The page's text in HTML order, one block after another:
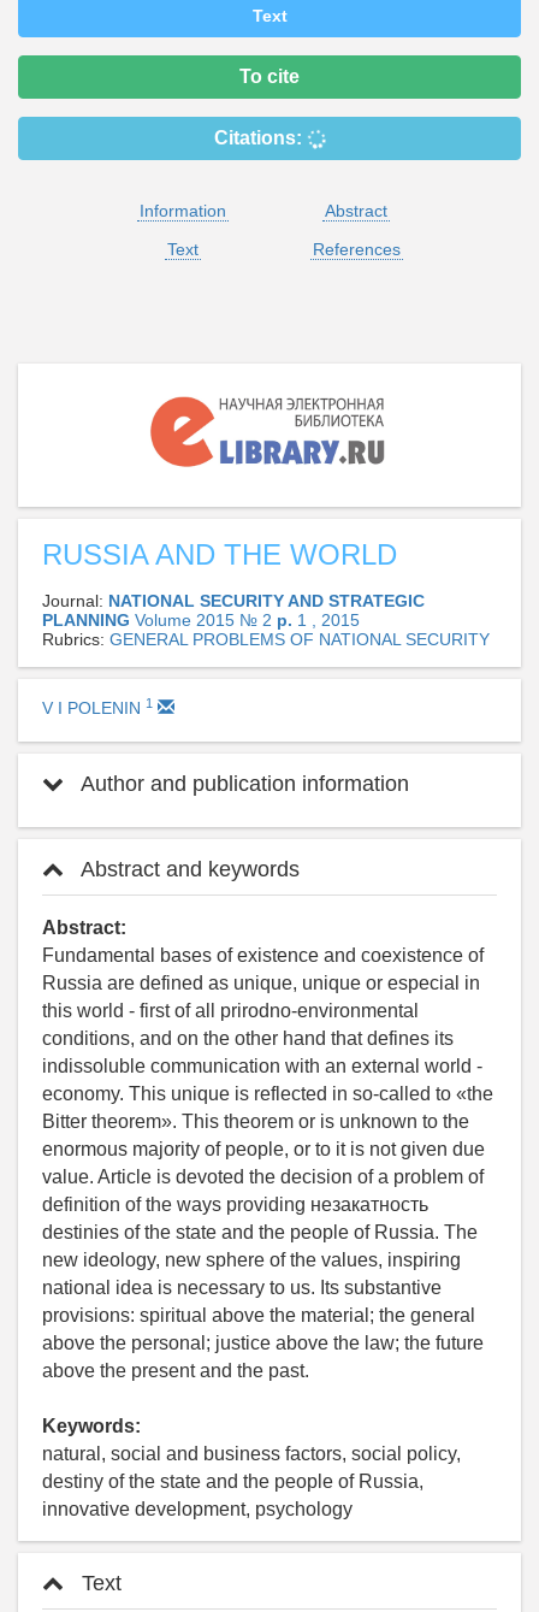
Text
To cite
Citations:
Information
Abstract
Text
References
RUSSIA AND THE WORLD
Journal: NATIONAL SECURITY AND STRATEGIC
PLANNING Volume 2015 № 2 p. 1 , 2015
Rubrics: GENERAL PROBLEMS OF NATIONAL SECURITY
V I POLENIN 1
Author and publication information
Abstract and keywords
Abstract:
Fundamental bases of existence and coexistence of
Russia are defined as unique, unique or especial in
this world - first of all prirodno-environmental
conditions, and on the other hand that defines its
indissoluble communication with an external world -
economy. This unique is reflected in so-called to «the
Bitter theorem». This theorem or is unknown to the
enormous majority of people, or to it is not given due
value. Article is devoted the decision of a problem of
definition of the ways providing незакатность
destinies of the state and the people of Russia. The
new ideology, new sphere of the values, inspiring
national idea is necessary to us. Its substantive
provisions: spiritual above the material; the general
above the personal; justice above the law; the future
above the present and the past.
Keywords:
natural, social and business factors, social policy,
destiny of the state and the people of Russia,
innovative development, psychology
Text